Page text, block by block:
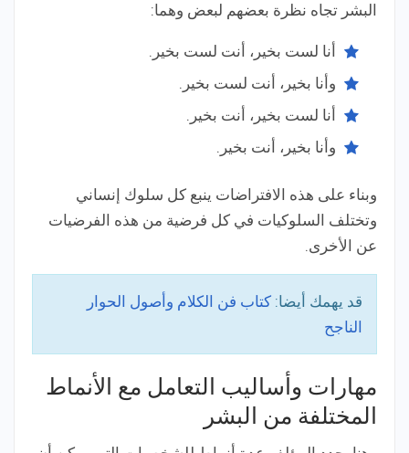
البشر تجاه نظرة بعضهم لبعض وهما:
أنا لست بخير، أنت لست بخير.
وأنا بخير، أنت لست بخير.
أنا لست بخير، أنت بخير.
وأنا بخير، أنت بخير.
وبناء على هذه الافتراضات ينبع كل سلوك إنساني
وتختلف السلوكيات في كل فرضية من هذه الفرضيات
عن الأخرى.
قد يهمك أيضا: كتاب فن الكلام وأصول الحوار
الناجح
مهارات وأساليب التعامل مع الأنماط
المختلفة من البشر